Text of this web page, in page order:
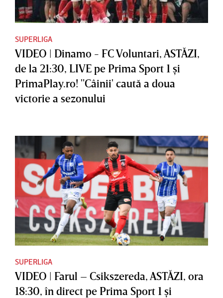
SUPERLIGA
VIDEO | Dinamo - FC Voluntari, ASTĂZI,
de la 21:30, LIVE pe Prima Sport 1 şi
PrimaPlay.ro! "Câinii' caută a doua
victorie a sezonului
SUPERLIGA
VIDEO | Farul – Csikszereda, ASTĂZI, ora
18:30, în direct pe Prima Sport 1 şi